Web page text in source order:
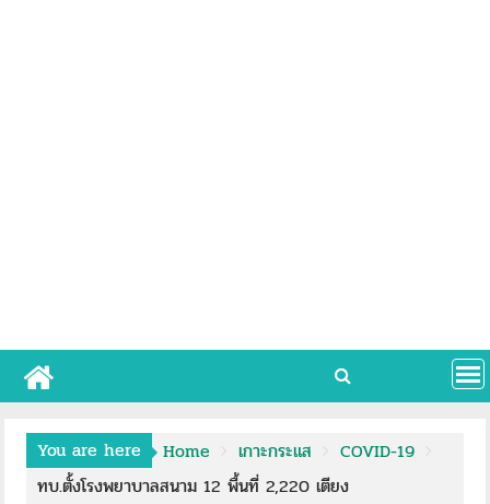
You are here Home เกาะกระแส
COVID-19
ทบ.ตั้งโรงพยาบาลสนาม 12 พื้นที่ 2,220 เตียง